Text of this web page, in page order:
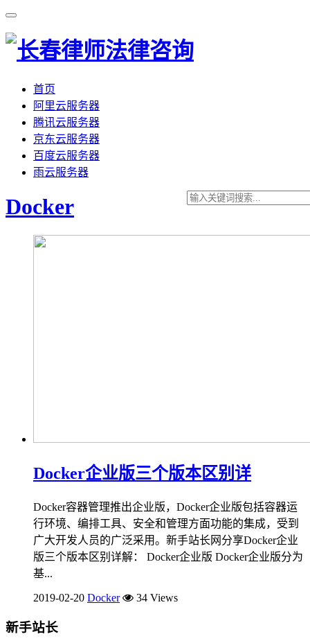
首页
阿里云服务器
腾讯云服务器
京东云服务器
百度云服务器
雨云服务器
Docker
Docker企业版三个版本区别详
Docker容器管理推出企业版，Docker企业版包括容器运
行环境、编排工具、安全和管理方面功能的集成，受到
广大开发人员的广泛采用。新手站长网分享Docker企业
版三个版本区别详解： Docker企业版 Docker企业版分为
基...
2019-02-20 Docker 34 Views
新手站长